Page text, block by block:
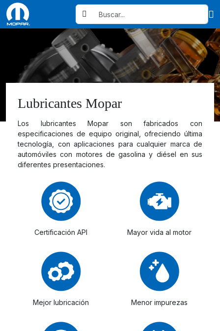
Lubricantes Mopar
Los lubricantes Mopar son fabricados con
especificaciones de equipo original, ofreciendo última
tecnología, con aplicaciones para cualquier marca de
automóviles con motores de gasolina y diésel en sus
diferentes presentaciones.
Certificación API Mayor vida al motor
Mejor lubricación Menor impurezas